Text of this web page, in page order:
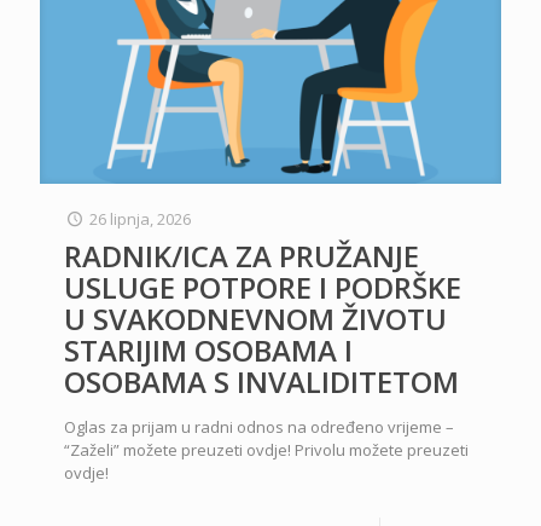
26 lipnja, 2026
RADNIK/ICA ZA PRUŽANJE
USLUGE POTPORE I PODRŠKE
U SVAKODNEVNOM ŽIVOTU
STARIJIM OSOBAMA I
OSOBAMA S INVALIDITETOM
Oglas za prijam u radni odnos na određeno vrijeme –
“Zaželi” možete preuzeti ovdje! Privolu možete preuzeti
ovdje!